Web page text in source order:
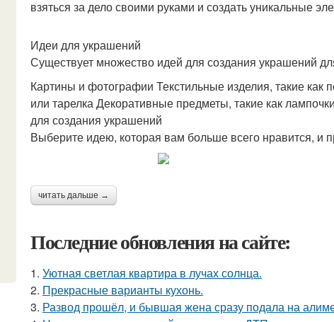
взяться за дело своими руками и создать уникальные
Идеи для украшений
Существует множество идей для создания украшений
Картины и фотографии Текстильные изделия, такие как
или тарелка Декоративные предметы, такие как
для создания украшений
Выберите идею, которая вам больше всего нравится, и
читать дальше →
Последние обновления на сайте:
1. Уютная светлая квартира в лучах солнца.
2. Прекрасные варианты кухонь.
3. Развод прошёл, и бывшая жена сразу подала на